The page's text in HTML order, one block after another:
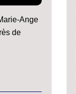
Ange
de